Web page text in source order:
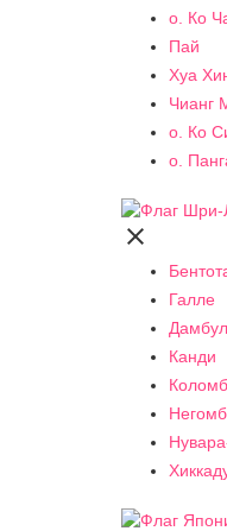
о. Ко
Пай
Хуа
Чианг
о. Ко
о.

Галле
Канди